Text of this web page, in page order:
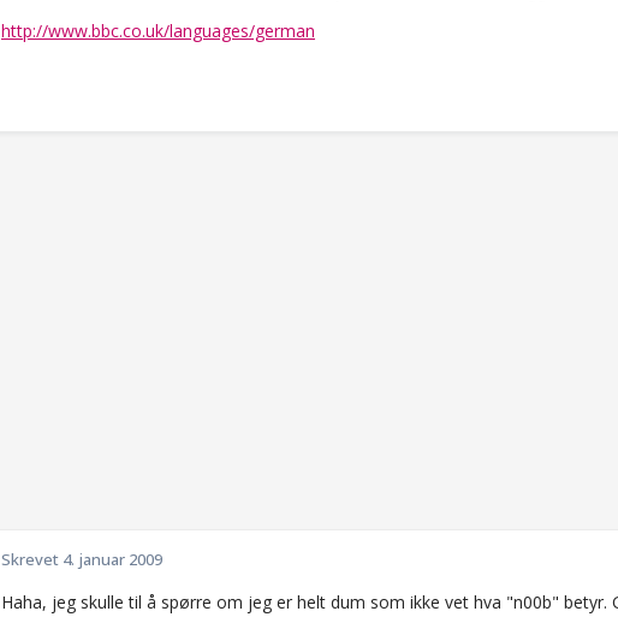
http://www.bbc.co.uk/languages/german
Skrevet 4. januar 2009
Haha, jeg skulle til å spørre om jeg er helt dum som ikke vet hva "n00b" betyr.